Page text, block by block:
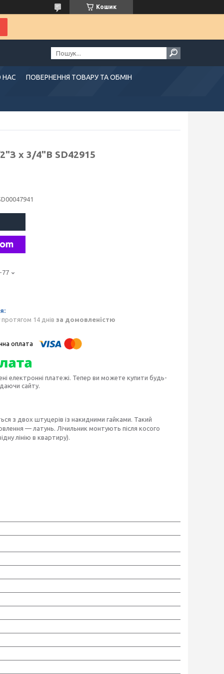
Кошик
НАС ПОВЕРНЕННЯ ТОВАРУ ТА ОБМІН
х 3/4"В SD42915
77
14 днів за домовленістю
електронні платежі. Тепер ви можете купити будь-
сайту.
з двох штуцерів із накидними гайками. Такий
— латунь. Лічильник монтують після косого
лінію в квартиру).